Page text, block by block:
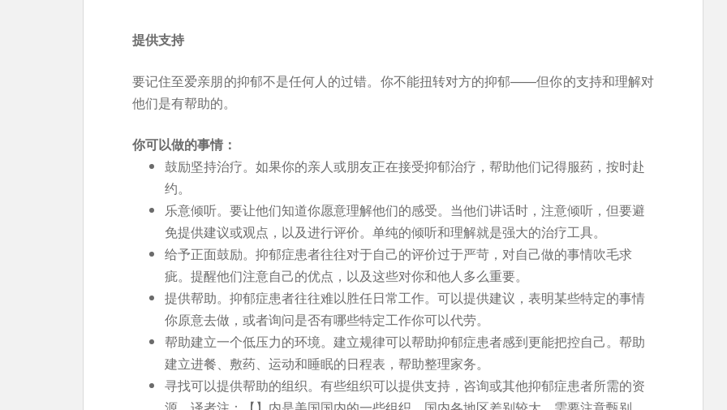
提供支持
要记住至爱亲朋的抑郁不是任何人的过错。你不能扭转对方的抑郁——但你的支持和理解对
他们是有帮助的。
你可以做的事情：
鼓励坚持治疗。如果你的亲人或朋友正在接受抑郁治疗，帮助他们记得服药，按时赴
约。
乐意倾听。要让他们知道你愿意理解他们的感受。当他们讲话时，注意倾听，但要避
免提供建议或观点，以及进行评价。单纯的倾听和理解就是强大的治疗工具。
给予正面鼓励。抑郁症患者往往对于自己的评价过于严苛，对自己做的事情吹毛求
疵。提醒他们注意自己的优点，以及这些对你和他人多么重要。
提供帮助。抑郁症患者往往难以胜任日常工作。可以提供建议，表明某些特定的事情
你原意去做，或者询问是否有哪些特定工作你可以代劳。
帮助建立一个低压力的环境。建立规律可以帮助抑郁症患者感到更能把控自己。帮助
建立进餐、敷药、运动和睡眠的日程表，帮助整理家务。
寻找可以提供帮助的组织。有些组织可以提供支持，咨询或其他抑郁症患者所需的资